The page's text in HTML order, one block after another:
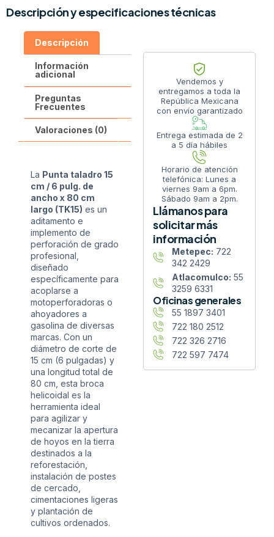
Descripción y especificaciones técnicas
Descripción
Información
adicional
Preguntas
Frecuentes
Valoraciones (0)
La Punta taladro 15
cm / 6 pulg. de
ancho x 80 cm
largo (TK15) es un
aditamento e
implemento de
perforación de grado
profesional,
diseñado
específicamente para
acoplarse a
motoperforadoras o
ahoyadores a
gasolina de diversas
marcas. Con un
diámetro de corte de
15 cm (6 pulgadas) y
una longitud total de
80 cm, esta broca
helicoidal es la
herramienta ideal
para agilizar y
mecanizar la apertura
de hoyos en la tierra
destinados a la
reforestación,
instalación de postes
de cercado,
cimentaciones ligeras
y plantación de
cultivos ordenados.
Vendemos y
entregamos a toda la
República Mexicana
con envío garantizado
Entrega estimada de 2
a 5 día hábiles
Horario de atención
telefónica: Lunes a
viernes 9am a 6pm.
Sábado 9am a 2pm.
Llámanos para
solicitar más
información
Metepec: 722
342 2429
Atlacomulco: 55
3259 6331
Oficinas generales
55 1897 3401
722 180 2512
722 326 2716
722 597 7474